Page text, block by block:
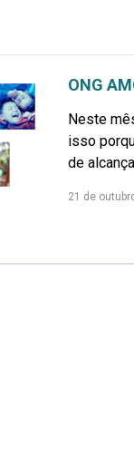
ONG
Neste
isso
de
21 de